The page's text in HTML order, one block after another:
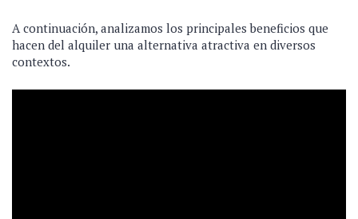
A continuación, analizamos los principales beneficios que
hacen del alquiler una alternativa atractiva en diversos
contextos.